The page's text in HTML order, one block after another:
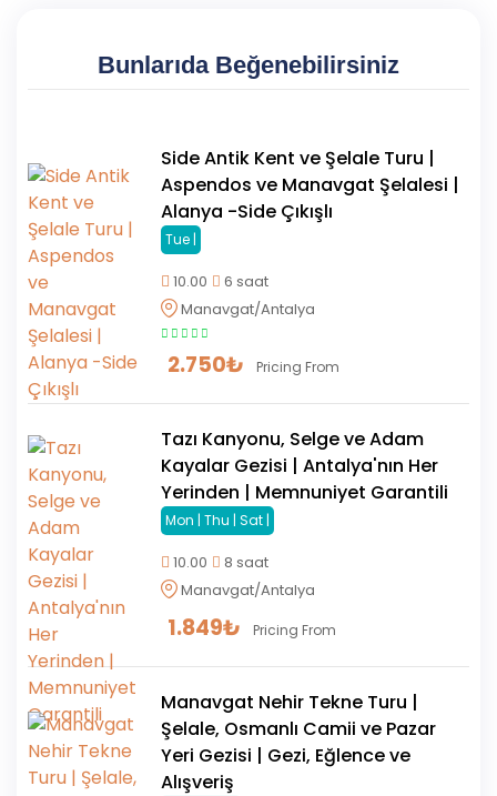
Bunlarıda Beğenebilirsiniz
Side Antik Kent ve Şelale Turu |
Aspendos ve Manavgat Şelalesi |
Alanya -Side Çıkışlı
Tue |
10.00
6 saat
Manavgat/Antalya
2.750₺ Pricing From
Tazı Kanyonu, Selge ve Adam
Kayalar Gezisi | Antalya'nın Her
Yerinden | Memnuniyet Garantili
Mon | Thu | Sat |
10.00
8 saat
Manavgat/Antalya
1.849₺ Pricing From
Manavgat Nehir Tekne Turu |
Şelale, Osmanlı Camii ve Pazar
Yeri Gezisi | Gezi, Eğlence ve
Alışveriş